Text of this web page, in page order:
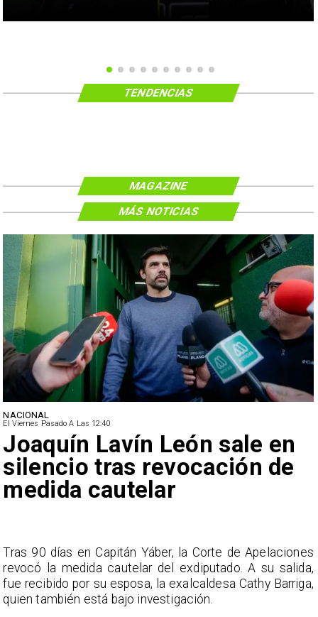
TENDENCIAS
MAGAZINE
NACIONAL
El Viernes Pasado A Las 12:40
Joaquín Lavín León sale en
silencio tras revocación de
medida cautelar
Tras 90 días en Capitán Yáber, la Corte de Apelaciones
revocó la medida cautelar del exdiputado. A su salida,
fue recibido por su esposa, la exalcaldesa Cathy Barriga,
quien también está bajo investigación.
MÁS NOTICIAS